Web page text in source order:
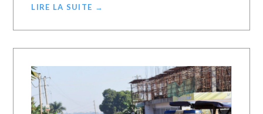
LIRE LA SUITE →